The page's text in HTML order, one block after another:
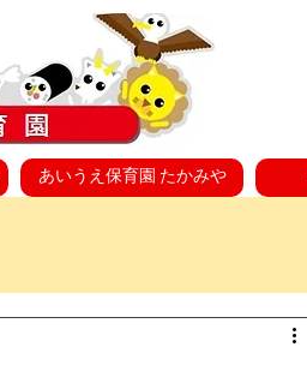
あいうえ保育園 たかみや